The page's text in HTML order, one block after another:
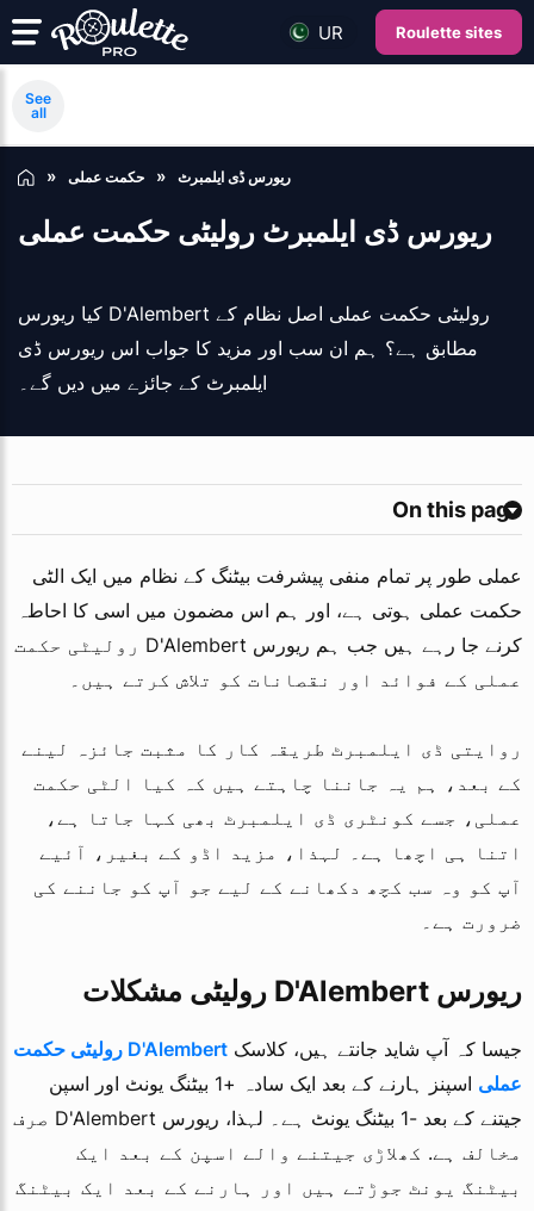
UR Roulette sites
See
all
حکمت عملی ریورس ڈی ایلمبرٹ
ریورس ڈی ایلمبرٹ رولیٹی حکمت عملی
کیا ریورس D'Alembert رولیٹی حکمت عملی اصل نظام کے
مطابق ہے؟ ہم ان سب اور مزید کا جواب اس ریورس ڈی
ایلمبرٹ کے جائزے میں دیں گے۔
On this page
عملی طور پر تمام منفی پیشرفت بیٹنگ کے نظام میں ایک الٹی
حکمت عملی ہوتی ہے، اور ہم اس مضمون میں اسی کا احاطہ
کرنے جا رہے ہیں جب ہم ریورس D'Alembert رولیٹی حکمت
عملی کے فوائد اور نقصانات کو تلاش کرتے ہیں۔
روایتی ڈی ایلمبرٹ طریقہ کار کا مثبت جائزہ لینے
کے بعد، ہم یہ جاننا چاہتے ہیں کہ کیا الٹی حکمت
عملی، جسے کونٹری ڈی ایلمبرٹ بھی کہا جاتا ہے،
اتنا ہی اچھا ہے۔ لہذا، مزید اڈو کے بغیر، آئیے
آپ کو وہ سب کچھ دکھانے کے لیے جو آپ کو جاننے کی
ضرورت ہے۔
ریورس D'Alembert رولیٹی مشکلات
جیسا کہ آپ شاید جانتے ہیں، کلاسک
D'Alembert رولیٹی حکمت
عملی
اسپنز ہارنے کے بعد ایک سادہ +1 بیٹنگ یونٹ اور اسپن
جیتنے کے بعد -1 بیٹنگ یونٹ ہے۔ لہذا، ریورس D'Alembert صرف
مخالف ہے. کھلاڑی جیتنے والے اسپن کے بعد ایک
بیٹنگ یونٹ جوڑتے ہیں اور ہارنے کے بعد ایک بیٹنگ